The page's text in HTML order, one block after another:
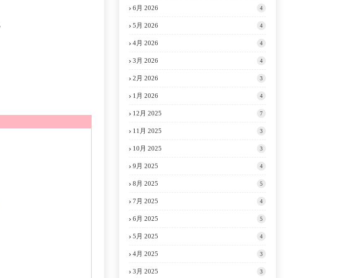
6月 2026 4
5月 2026 4
4月 2026 4
3月 2026 4
2月 2026 3
1月 2026 4
12月 2025 7
11月 2025 3
10月 2025 3
9月 2025 4
8月 2025 5
7月 2025 4
6月 2025 5
5月 2025 4
4月 2025 3
3月 2025 3